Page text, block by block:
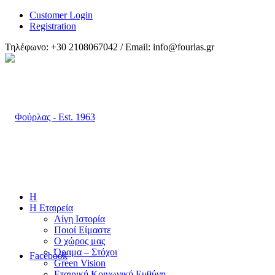
Customer Login
Registration
Τηλέφωνο: +30 2108067042 / Email: info@fourlas.gr
Facebook
H
Η Εταιρεία
Λίγη Ιστορία
Ποιοί Είμαστε
Ο χώρος μας
Όραμα – Στόχοι
Green Vision